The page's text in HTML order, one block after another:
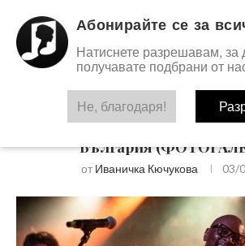
ФОТОГАЛЕРИИ
Vieux Farka Toure с първи
България
от Иваничка Кючукова 03/
Абонирайте се за
Натиснете разрешавам, за
получавате подбрани от
Не, благодаря!